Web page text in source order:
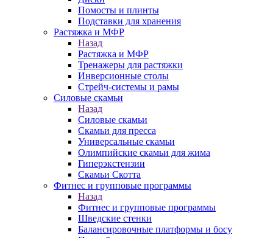
Помосты и плинты
Подставки для хранения
Растяжка и МФР
Назад
Растяжка и МФР
Тренажеры для растяжки
Инверсионные столы
Стрейч-системы и рамы
Силовые скамьи
Назад
Силовые скамьи
Скамьи для пресса
Универсальные скамьи
Олимпийские скамьи для жима
Гиперэкстензии
Скамьи Скотта
Фитнес и групповые программы
Назад
Фитнес и групповые программы
Шведские стенки
Балансировочные платформы и босу